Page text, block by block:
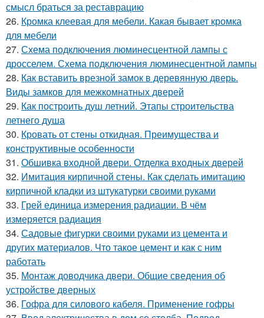
смысл браться за реставрацию
26. Кромка клеевая для мебели. Какая бывает кромка
для мебели
27. Схема подключения люминесцентной лампы с
дросселем. Схема подключения люминесцентной лампы
28. Как вставить врезной замок в деревянную дверь.
Виды замков для межкомнатных дверей
29. Как построить душ летний. Этапы строительства
летнего душа
30. Кровать от стены откидная. Преимущества и
конструктивные особенности
31. Обшивка входной двери. Отделка входных дверей
32. Имитация кирпичной стены. Как сделать имитацию
кирпичной кладки из штукатурки своими руками
33. Грей единица измерения радиации. В чём
измеряется радиация
34. Садовые фигурки своими руками из цемента и
других материалов. Что такое цемент и как с ним
работать
35. Монтаж доводчика двери. Общие сведения об
устройстве дверных
36. Гофра для силового кабеля. Применение гофры